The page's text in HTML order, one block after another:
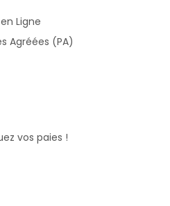
Ligne
Agréées (PA)
vos paies !